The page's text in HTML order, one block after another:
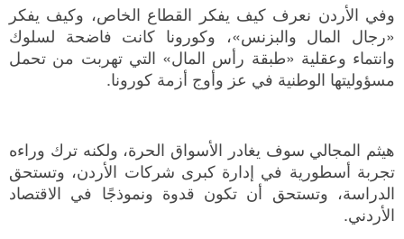
وفي الأردن نعرف كيف يفكر القطاع الخاص، وكيف يفكر
«رجال المال والبزنس»، وكورونا كانت فاضحة لسلوك
وانتماء وعقلية «طبقة رأس المال» التي تهربت من تحمل
مسؤوليتها الوطنية في عز وأوج أزمة كورونا.
هيثم المجالي سوف يغادر الأسواق الحرة، ولكنه ترك وراءه
تجربة أسطورية في إدارة كبرى شركات الأردن، وتستحق
الدراسة، وتستحق أن تكون قدوة ونموذجًا في الاقتصاد
الأردني.